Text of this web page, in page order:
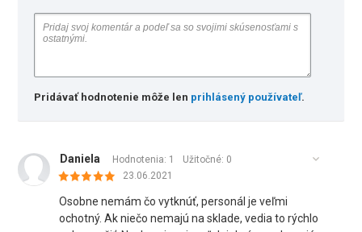
Pridávať hodnotenie môže len prihlásený používateľ.
Daniela Hodnotenia: 1 Užitočné: 0
23.06.2021
Osobne nemám čo vytknúť, personál je veľmi
ochotný. Ak niečo nemajú na sklade, vedia to rýchlo